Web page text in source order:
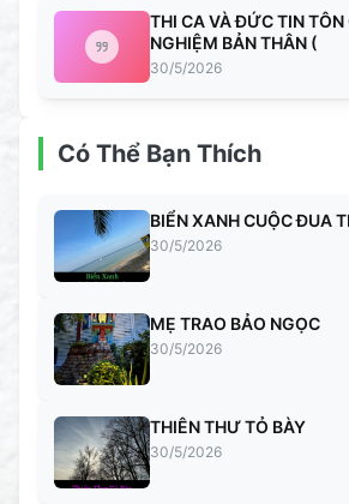
THI CA VÀ ĐỨC TIN TÔN
NGHIỆM BẢN THÂN (
30/5/2026
Có Thể Bạn Thích
BIỂN XANH CUỘC ĐUA
30/5/2026
MẸ TRAO BẢO NGỌC
30/5/2026
THIÊN THƯ TỎ BÀY
30/5/2026